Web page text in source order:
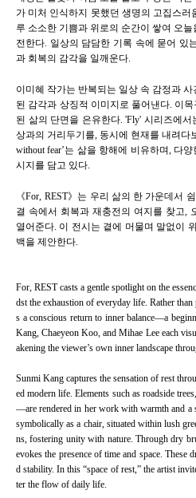
가 미처 인식하지 못했던 생명의 고집스
루 소소한 기쁨과 위로의 순간이 쌓여 오
전한다. 일상의 담담한 기록 속에 묻어 있
과 회복의 감각을 일깨운다.
된 감각과 상징적 이미지로 풀어낸다. 이
된 삶의 단면을 은유한다. 'Fly' 시리즈에
상과의 거리두기를, 동시에 현재를 내려다
without fear’는 삶을 항해에 비유하며, 다
시지를 담고 있다.
결 속에서 회복과 재충전의 여지를 찾고
열어준다. 이 전시는 곁에 머물며 말없이
백을 제안한다.
dst the exhaustion of everyday life. Rather
s a conscious return to inner balance—a
Kang, Chaeyeon Koo, and Mihae Lee each
akening the viewer’s own inner landscape
ed modern life. Elements such as roadside
—are rendered in her work with warmth and a
symbolically as a chair, situated within lush
ns, fostering unity with nature. Through dry
evokes the presence of time and space.
d stability. In this “space of rest,” the artist
ter the flow of daily life.